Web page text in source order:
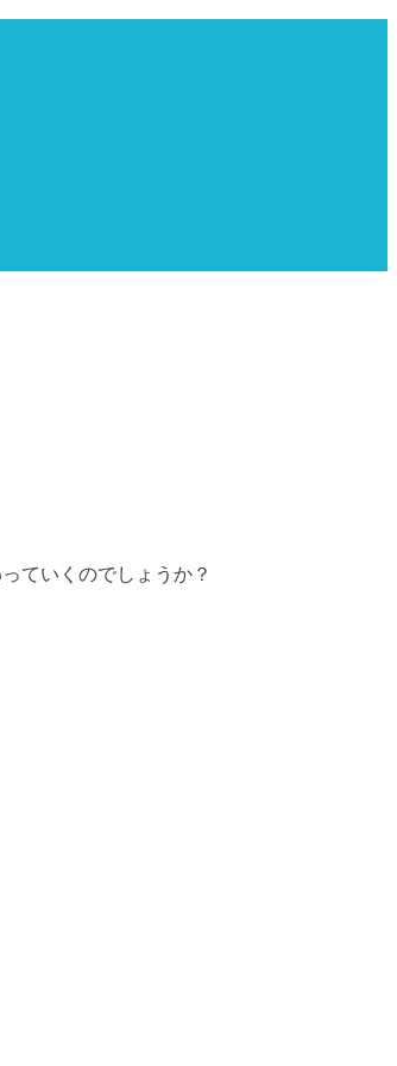
ていくのでしょうか？